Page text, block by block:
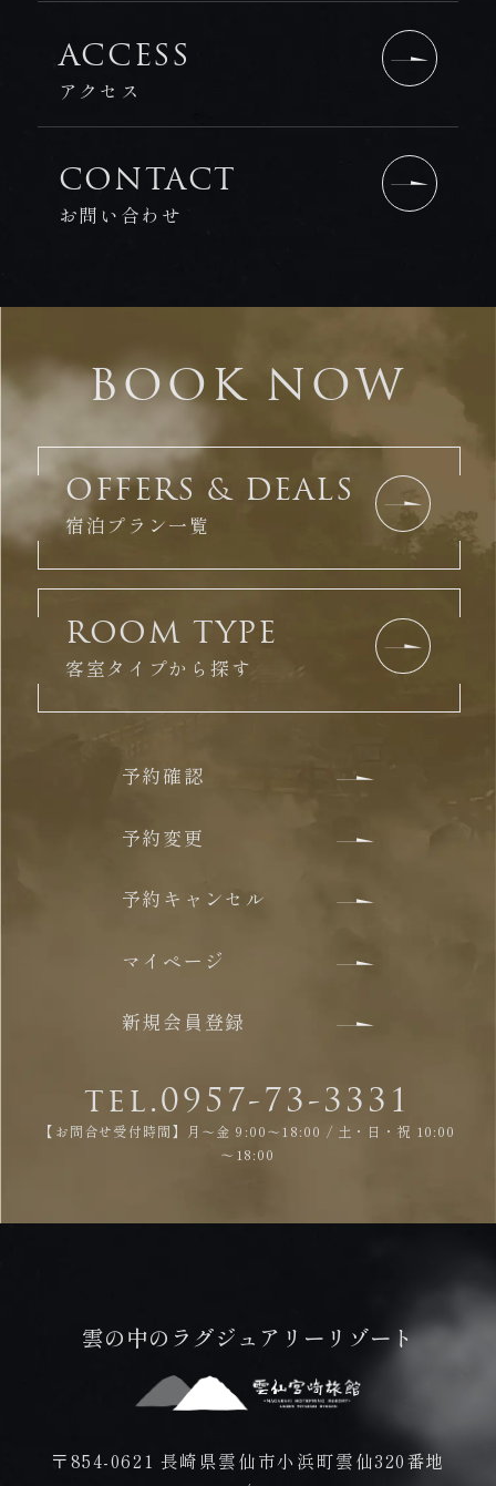
ACCESS
アクセス
CONTACT
お問い合わせ
BOOK NOW
OFFERS & DEALS
宿泊プラン一覧
ROOM TYPE
客室タイプから探す
予約確認
予約変更
予約キャンセル
マイページ
新規会員登録
tel.0957-73-3331
【お問合せ受付時間】月～金 9:00～18:00 / 土・日・祝 10:00
～18:00
雲の中のラグジュアリーリゾート
〒854-0621 長崎県雲仙市小浜町雲仙320番地